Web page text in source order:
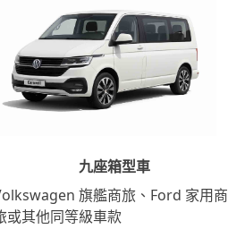
九座箱型車
旗艦商旅、Ford 家用商
或其他同等級車款